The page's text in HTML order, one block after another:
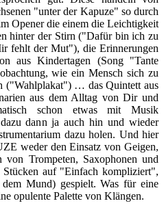
"unter der Kapuze" so durch
Opener die einem die Leichtigkeit
hinter der Stirn ("Dafür bin ich zu
fehlt der Mut"), die Erinnerungen
aus Kindertagen (Song "Tante
wie ein Mensch sich zu
("Wahlplakat") … das Quintett aus
aus dem Alltag von Dir und
schon etwas mit Musik
dann ja auch hin und wieder
dazu holen. Und hier
weder den Einsatz von Geigen,
Trompeten, Saxophonen und
auf "Einfach kompliziert",
Mund) gespielt. Was für eine
opulente Palette von Klängen.